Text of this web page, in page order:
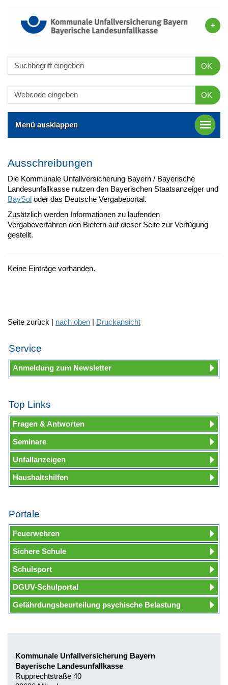
OK
OK
Menü ausklappen
Ausschreibungen
Die Kommunale Unfallversicherung Bayern / Bayerische
Landesunfallkasse nutzen den Bayerischen Staatsanzeiger und
BaySol oder das Deutsche Vergabeportal.
Zusätzlich werden Informationen zu laufenden
Vergabeverfahren den Bietern auf dieser Seite zur Verfügung
gestellt.
Keine Einträge vorhanden.
Seite zurück | nach oben | Druckansicht
Service
Anmeldung zum Newsletter
Top Links
Fragen & Antworten
Seminare
Unfallanzeigen
Haushaltshilfen
Portale
Feuerwehren
Sichere Schule
Schulsport
DGUV-Schulportal
Gefährdungsbeurteilung psychische Belastung
Kommunale Unfallversicherung Bayern
Bayerische Landesunfallkasse
Rupprechtstraße 40